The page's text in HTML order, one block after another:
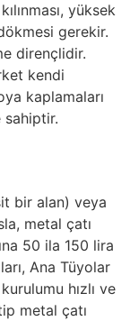
yüksek
gerekir.
dirençlidir.
kendi
kaplamaları
sahiptir.
bir alan) veya
metal çatı
50 ila 150 lira
Ana Tüyolar
hızlı ve
metal çatı